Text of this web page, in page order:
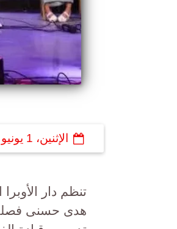
الإثنين، 1 يونيو 2026
تنظم دار
هدى حسنى فصلى